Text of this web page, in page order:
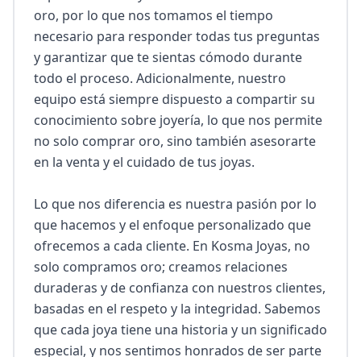
oro, por lo que nos tomamos el tiempo
necesario para responder todas tus preguntas
y garantizar que te sientas cómodo durante
todo el proceso. Adicionalmente, nuestro
equipo está siempre dispuesto a compartir su
conocimiento sobre joyería, lo que nos permite
no solo comprar oro, sino también asesorarte
en la venta y el cuidado de tus joyas.
Lo que nos diferencia es nuestra pasión por lo
que hacemos y el enfoque personalizado que
ofrecemos a cada cliente. En Kosma Joyas, no
solo compramos oro; creamos relaciones
duraderas y de confianza con nuestros clientes,
basadas en el respeto y la integridad. Sabemos
que cada joya tiene una historia y un significado
especial, y nos sentimos honrados de ser parte